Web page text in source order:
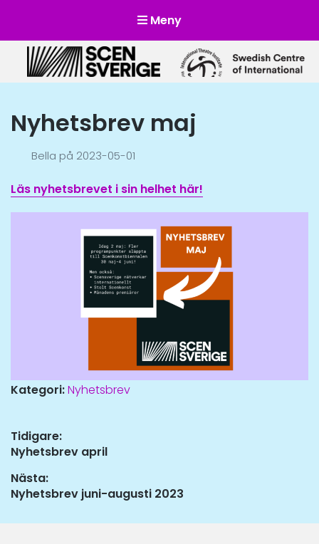
Meny
Scensverige
Mötesplats för svensk och internationell scenkonst
Nyhetsbrev maj
Bella på 2023-05-01
Läs nyhetsbrevet i sin helhet här!
Kategori:Nyhetsbrev
Inläggsnavigering
Tidigare:
Tidigare
Nyhetsbrev april
Nästa:
Nästa
Nyhetsbrev juni-augusti 2023